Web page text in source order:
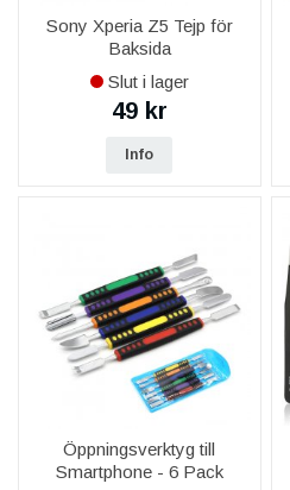
Sony Xperia Z5 Tejp för
Baksida
Slut i lager
49 kr
Info
Öppningsverktyg till
Smartphone - 6 Pack